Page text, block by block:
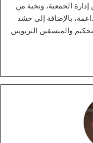
الجمعية، ونخبة من
بالإضافة إلى حشد
والمنسقين التربويين